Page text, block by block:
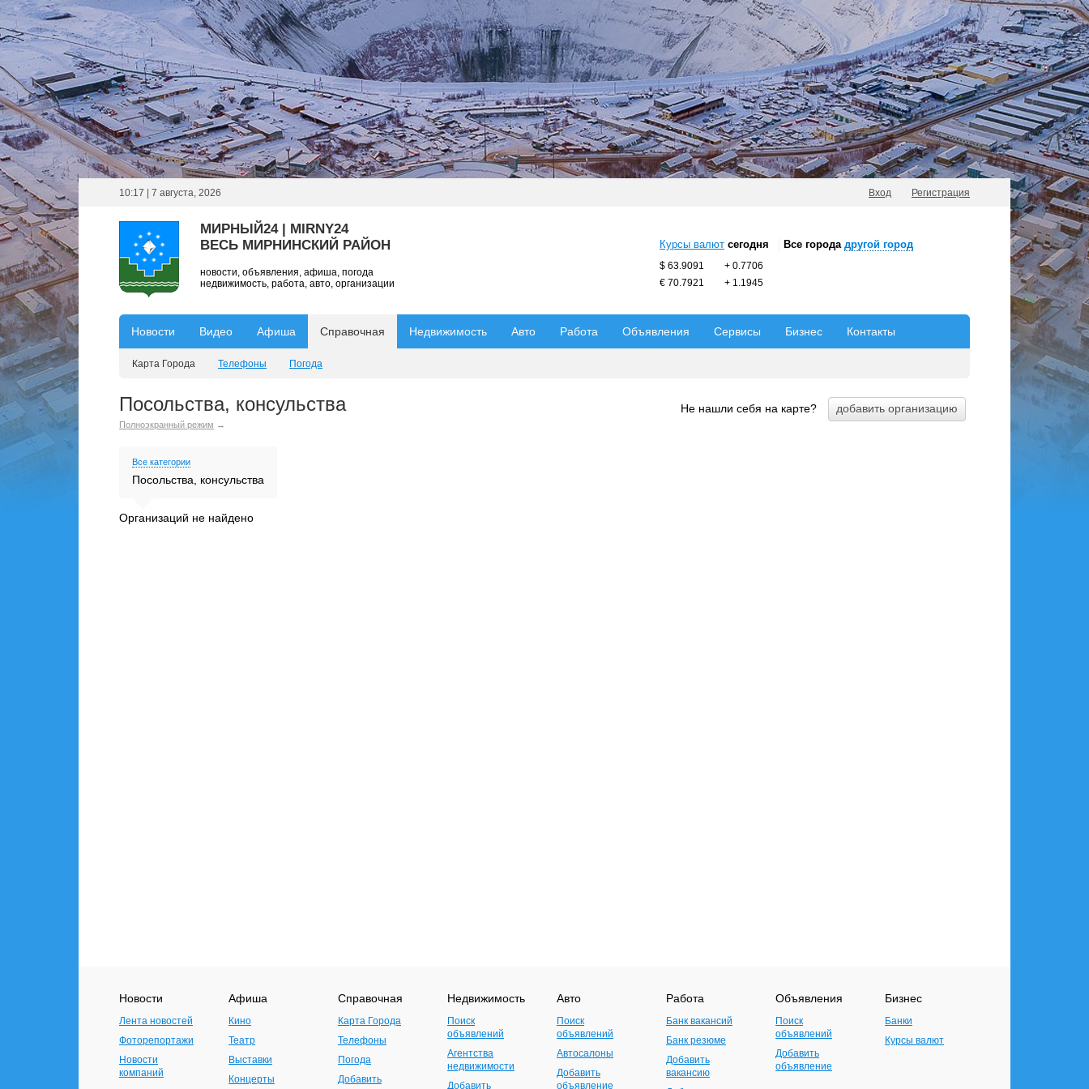
10:17 | 7 августа, 2026 Вход Регистрация
МИРНЫЙ24 | MIRNY24
ВЕСЬ МИРНИНСКИЙ РАЙОН
новости, объявления, афиша, погода
недвижимость, работа, авто, организации
Все города другой город
Курсы валют сегодня
$ 63.9091 + 0.7706
€ 70.7921
+ 1.1945
Новости Видео Афиша Справочная Недвижимость Авто Работа Объявления Сервисы Бизнес Контакты
Карта Города Телефоны Погода
Посольства, консульства Не нашли себя на карте?
Полноэкранный режим →
Все категории
Посольства, консульства
Организаций не найдено
Новости
Лента новостей
Фоторепортажи
Новости
компаний
Афиша
Кино
Театр
Выставки
Концерты
Справочная
Карта Города
Телефоны
Погода
Добавить
Недвижимость
Поиск
объявлений
Агентства
недвижимости
Добавить
Авто
Поиск
объявлений
Автосалоны
Добавить
объявление
Работа
Банк вакансий
Банк резюме
Добавить
вакансию
Объявления
Поиск
объявлений
Добавить
объявление
Бизнес
Банки
Курсы валют